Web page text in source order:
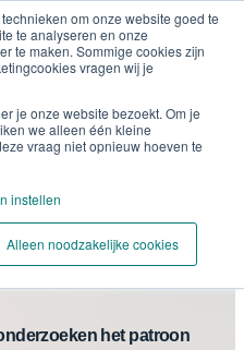
om onze website goed te
te analyseren en onze
te maken. Sommige cookies zijn
vragen wij je
je onze website bezoekt. Om je
we alleen één kleine
vraag niet opnieuw hoeven te
instellen
Alleen noodzakelijke cookies
het patroon